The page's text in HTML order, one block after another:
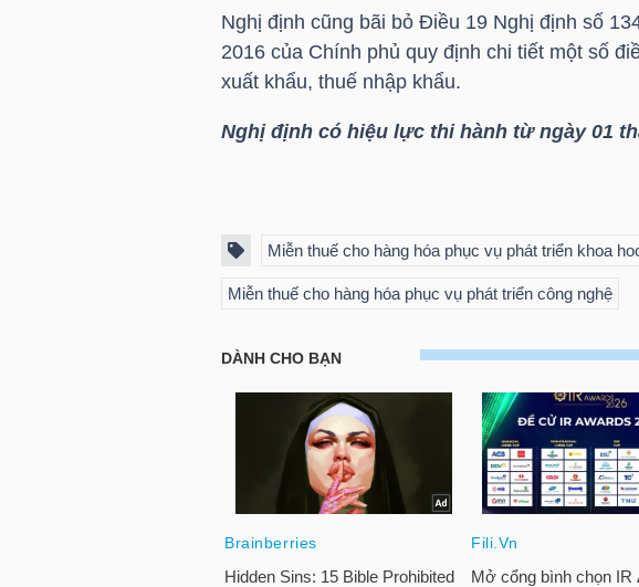
Nghị định cũng bãi bỏ Điều 19 Nghị định số
2016 của Chính phủ quy định chi tiết một số
xuất khẩu, thuế nhập khẩu.
Nghị định có hiệu lực thi hành từ ngày 01
Miễn thuế cho hàng hóa phục vụ phát triển khoa
Miễn thuế cho hàng hóa phục vụ phát triển công nghệ